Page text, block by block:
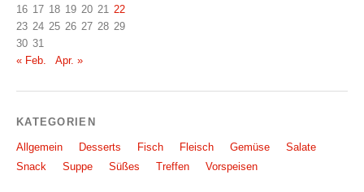
16 17 18 19 20 21 22
23 24 25 26 27 28 29
30 31
« Feb.
Apr. »
KATEGORIEN
Allgemein Desserts Fisch Fleisch Gemüse
Salate
Snack
Suppe Süßes Treffen Vorspeisen